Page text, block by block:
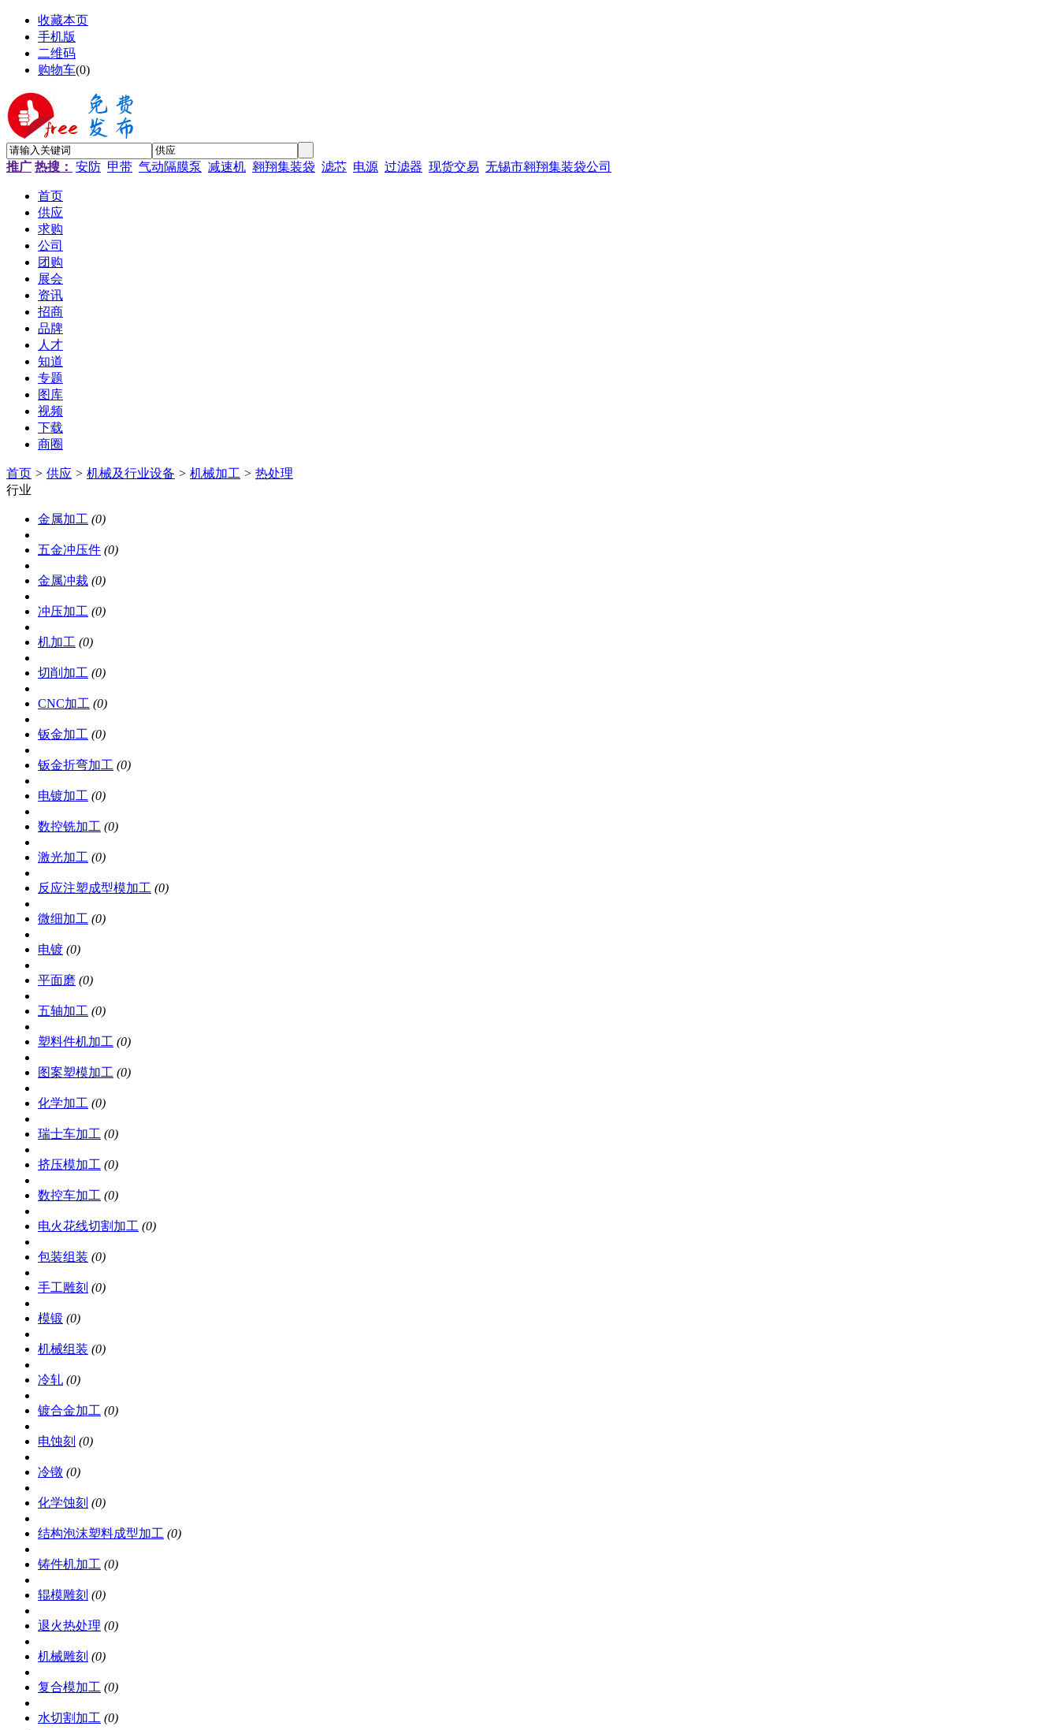
收藏本页
手机版
二维码
购物车(0)
推广 热搜： 安防 甲带 气动隔膜泵 减速机 翱翔集装袋 滤芯 电源 过滤器 现货交易 无锡市翱翔集装袋公司
首页
供应
求购
公司
团购
展会
资讯
招商
品牌
人才
知道
专题
图库
视频
下载
商圈
首页 > 供应 > 机械及行业设备 > 机械加工 > 热处理
行业
金属加工 (0)
五金冲压件 (0)
金属冲裁 (0)
冲压加工 (0)
机加工 (0)
切削加工 (0)
CNC加工 (0)
钣金加工 (0)
钣金折弯加工 (0)
电镀加工 (0)
数控铣加工 (0)
激光加工 (0)
反应注塑成型模加工 (0)
微细加工 (0)
电镀 (0)
平面磨 (0)
五轴加工 (0)
塑料件机加工 (0)
图案塑模加工 (0)
化学加工 (0)
瑞士车加工 (0)
挤压模加工 (0)
数控车加工 (0)
电火花线切割加工 (0)
包装组装 (0)
手工雕刻 (0)
模锻 (0)
机械组装 (0)
冷轧 (0)
镀合金加工 (0)
电蚀刻 (0)
冷镦 (0)
化学蚀刻 (0)
结构泡沫塑料成型加工 (0)
铸件机加工 (0)
辊模雕刻 (0)
退火热处理 (0)
机械雕刻 (0)
复合模加工 (0)
水切割加工 (0)